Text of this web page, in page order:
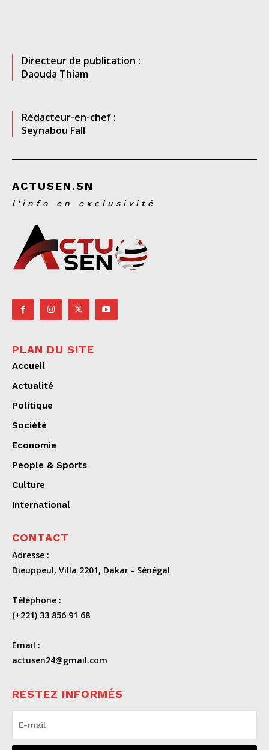
Directeur de publication :
Daouda Thiam
Rédacteur-en-chef :
Seynabou Fall
ACTUSEN.SN
l'info en exclusivité
PLAN DU SITE
Accueil
Actualité
Politique
Société
Economie
People & Sports
Culture
International
CONTACT
Adresse :
Dieuppeul, Villa 2201, Dakar - Sénégal
Téléphone :
(+221) 33 856 91 68
Email :
actusen24@gmail.com
RESTEZ INFORMÉS